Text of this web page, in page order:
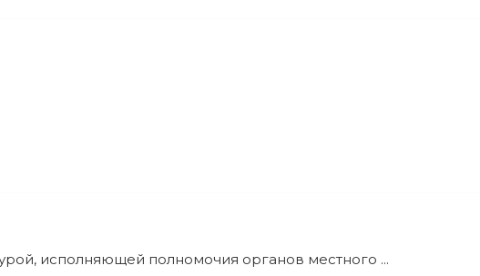
исполняющей полномочия органов местного ...